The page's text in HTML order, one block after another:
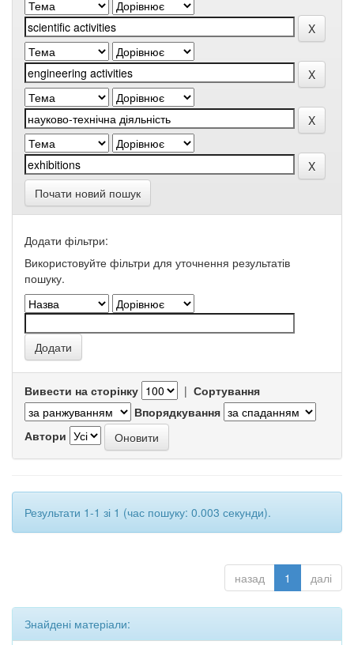
Почати новий пошук
Додати фільтри:
Використовуйте фільтри для уточнення результатів
пошуку.
Вивести на сторінку | Сортування
Впорядкування
Автори
Результати 1-1 зі 1 (час пошуку: 0.003 секунди).
назад 1 далі
Знайдені матеріали: